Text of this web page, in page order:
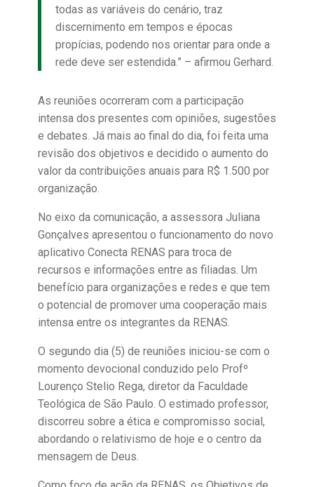
todas as variáveis do cenário, traz
discernimento em tempos e épocas
propícias, podendo nos orientar para onde a
rede deve ser estendida.” – afirmou Gerhard.
As reuniões ocorreram com a participação
intensa dos presentes com opiniões, sugestões
e debates. Já mais ao final do dia, foi feita uma
revisão dos objetivos e decidido o aumento do
valor da contribuições anuais para R$ 1.500 por
organização.
No eixo da comunicação, a assessora Juliana
Gonçalves apresentou o funcionamento do novo
aplicativo Conecta RENAS para troca de
recursos e informações entre as filiadas. Um
benefício para organizações e redes e que tem
o potencial de promover uma cooperação mais
intensa entre os integrantes da RENAS.
O segundo dia (5) de reuniões iniciou-se com o
momento devocional conduzido pelo Profº
Lourenço Stelio Rega, diretor da Faculdade
Teológica de São Paulo. O estimado professor,
discorreu sobre a ética e compromisso social,
abordando o relativismo de hoje e o centro da
mensagem de Deus.